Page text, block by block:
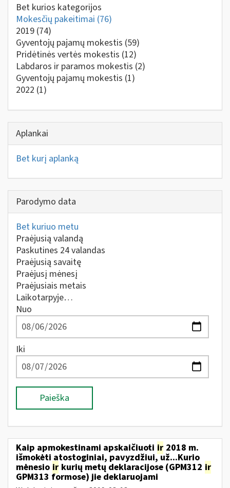
Bet kurios kategorijos
Mokesčių pakeitimai (76)
2019 (74)
Gyventojų pajamų mokestis (59)
Pridėtinės vertės mokestis (12)
Labdaros ir paramos mokestis (2)
Gyventojų pajamų mokestis (1)
2022 (1)
Aplankai
Bet kurį aplanką
Parodymo data
Bet kuriuo metu
Praėjusią valandą
Paskutines 24 valandas
Praėjusią savaitę
Praėjusį mėnesį
Praėjusiais metais
Laikotarpyje…
Nuo
Iki
Paieška
Kaip apmokestinami apskaičiuoti ir 2018 m.
išmokėti atostoginiai, pavyzdžiui, už...Kurio
mėnesio ir kurių metų deklaracijose (GPM312 ir
GPM313 formose) jie deklaruojami